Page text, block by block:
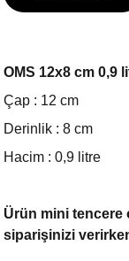
OMS 12x8 cm 0,9
Çap : 12 cm
Derinlik : 8 cm
Hacim : 0,9 litre
Ürün mini tencere
siparişinizi